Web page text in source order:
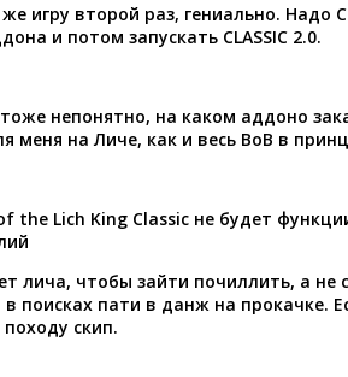
игру второй раз, гениально. Надо
и потом запускать CLASSIC 2.0.
непонятно, на каком аддоно
меня на Личе, как и весь ВоВ в
the Lich King Classic не будет
лича, чтобы зайти почиллить, а не
поисках пати в данж на прокачке.
скип.